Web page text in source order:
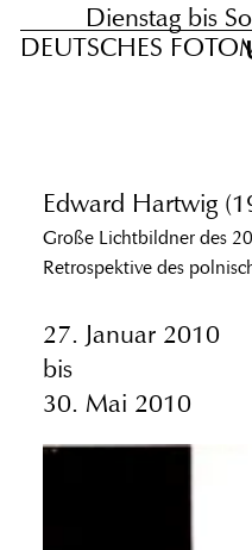
DEUTSCHES
Dienstag bis
Edward Hartwig
Große Lichtbildner des
Retrospektive des
27. Januar 2010
30. Mai 2010
bis